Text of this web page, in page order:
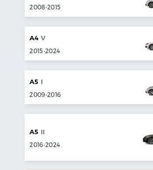
2008-2015
A4 V
2015-2024
A5 I
2009-2016
A5 II
2016-2024